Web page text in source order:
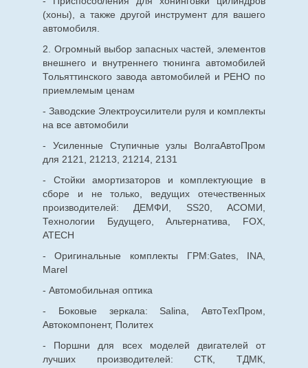
(хоны), а также другой инструмент для вашего
автомобиля.
2. Огромный выбор запасных частей, элементов
внешнего и внутреннего тюнинга автомобилей
Тольяттинского завода автомобилей и РЕНО по
приемлемым ценам
- Заводские Электроусилители руля и комплекты
на все автомобили
- Усиленные Ступичные узлы ВолгаАвтоПром
для 2121, 21213, 21214, 2131
- Стойки амортизаторов и комплектующие в
сборе и не только, ведущих отечественных
производителей: ДЕМФИ, SS20, АСОМИ,
Технологии Будущего, Альтернатива, FOX,
ATECH
- Оригинальные комплекты ГРМ:Gates, INA,
Marel
- Автомобильная оптика
- Боковые зеркала: Salina, АвтоТехПром,
Автокомпонент, Политех
- Поршни для всех моделей двигателей от
лучших производителей: СТК, ТДМК,